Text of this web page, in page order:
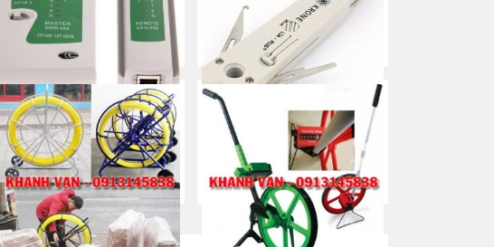
Máy Test cáp mạng, điện
thoại – RJ45/ RJ11
Mua ngay
Tool nhấn phiến Krone/ Dao
phập phiến
Mua ngay